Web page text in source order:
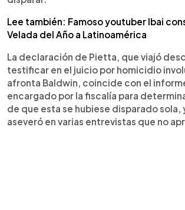
Lee también: Famoso youtuber Ibai
Velada del Año a Latinoamérica
La declaración de Pietta, que viajó
testificar en el juicio por homicidio
afronta Baldwin, coincide con el
encargado por la fiscalía para
de que esta se hubiese disparado sola,
aseveró en varias entrevistas que no